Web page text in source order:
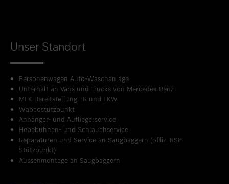
Unser Standort
Personenwagen Auto-Waschanlage
Unterhalt an Vans und Trucks von Mercedes-Benz
MFK Bereitstellung TR und LKW
Wabcostützpunkt
Anhänger- und Aufliegerservice
Hebebühnen- und Schlauchservice
Reparaturen und Service an Saugbaggern (offiz. RSP
Stützpunkt)
Aussenmontage an Saugbaggern